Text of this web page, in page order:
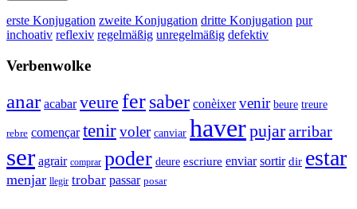
erste Konjugation zweite Konjugation dritte Konjugation pur
inchoativ reflexiv regelmäßig unregelmäßig defektiv
Verbenwolke
anar acabar veure fersaber conèixer venir beure treure
rebre començar tenirvoler canviar haverpujararribar
ser agrair comprar poder deure escriure enviar sortir dir estar
menjar llegir trobar passar posar